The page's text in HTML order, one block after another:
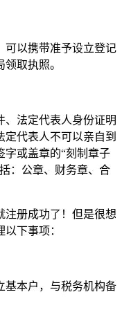
以携带准予设立登记
取执照。
法定代表人身份证明
代表人不可以亲自到
字或盖章的“刻制章子
：公章、财务章、合
册成功了！但是很想
下事项：
本户，与税务机构备